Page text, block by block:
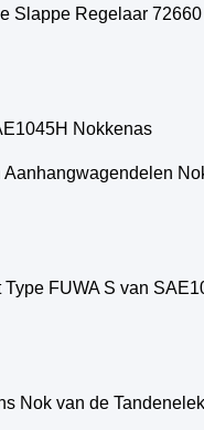
Slappe Regelaar
Nokkenas
FUWA S van
Nok van de